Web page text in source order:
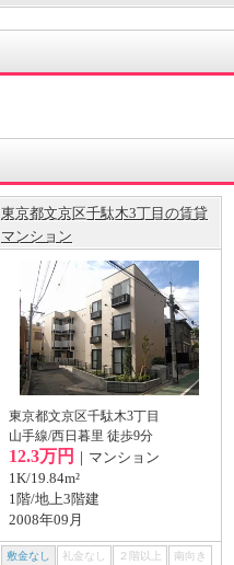
東京都文京区千駄木3丁目の賃貸
マンション
東京都文京区千駄木3丁目
山手線/西日暮里 徒歩9分
12.3万円 ｜マンション
1K/19.84m²
1階/地上3階建
2008年09月
敷金なし 礼金なし ２階以上 南向き